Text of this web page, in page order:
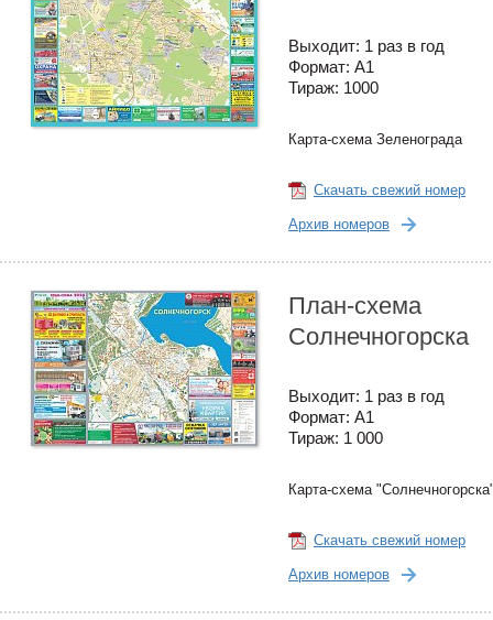
Выходит: 1 раз в год
Формат: А1
Тираж: 1000
Карта-схема Зеленограда
Скачать свежий номер
Архив номеров
План-схема
Солнечногорска
Выходит: 1 раз в год
Формат: А1
Тираж: 1 000
Карта-схема
Скачать свежий номер
Архив номеров